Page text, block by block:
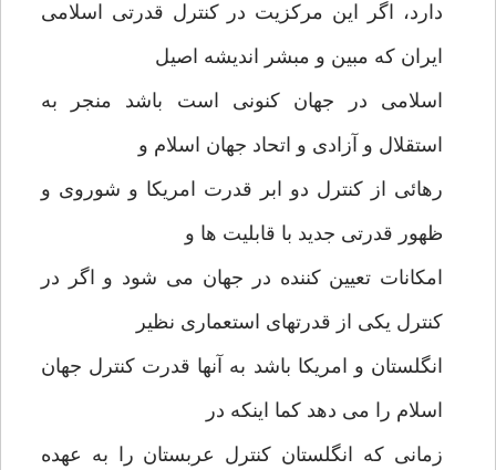
دارد، اگر این مرکزیت در کنترل قدرتی اسلامی
ایران که مبین و مبشر اندیشه اصیل
اسلامی در جهان کنونی است باشد منجر به
استقلال و آزادی و اتحاد جهان اسلام و
رهائی از کنترل دو ابر قدرت امریکا و شوروی و
ظهور قدرتی جدید با قابلیت ها و
امکانات تعیین کننده در جهان می شود و اگر در
کنترل یکی از قدرتهای استعماری نظیر
انگلستان و امریکا باشد به آنها قدرت کنترل جهان
اسلام را می دهد کما اینکه در
زمانی که انگلستان کنترل عربستان را به عهده